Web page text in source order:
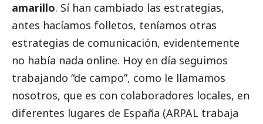
amarillo. Sí han cambiado las estrategias,
antes hacíamos folletos, teníamos otras
estrategias de comunicación, evidentemente
no había nada online. Hoy en día seguimos
trabajando “de campo”, como le llamamos
nosotros, que es con colaboradores locales, en
diferentes lugares de España (ARPAL trabaja